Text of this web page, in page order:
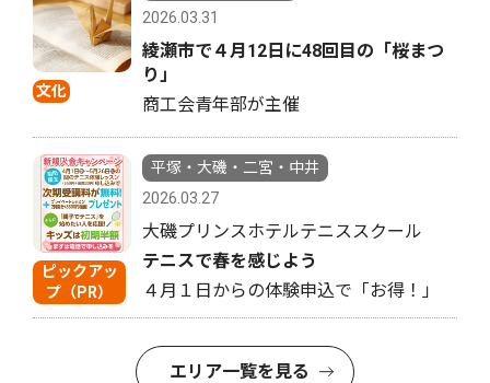
文化
2026.03.31
綾瀬市で４月12日に48回目の「桜まつ
り」
商工会青年部が主催
ピックアッ
プ（PR）
平塚・大磯・二宮・中井
2026.03.27
大磯プリンスホテルテニススクール
テニスで春を感じよう
４月１日からの体験申込で「お得！」
エリア一覧を見る